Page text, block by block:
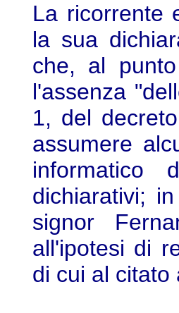
La ricorrente
la sua
che, al
l'assenza
1, del
assumere
informatico
dichiarativi;
signor
all'ipotesi di
di cui al citato